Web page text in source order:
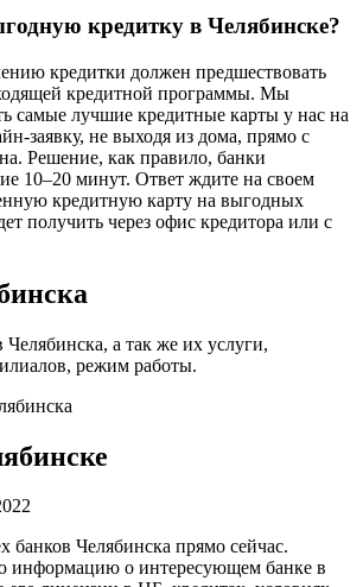
кредитку в Челябинске?
кредитки должен предшествовать
кредитной программы. Мы
самые лучшие кредитные карты у нас на
заявку, не выходя из дома, прямо с
Решение, как правило, банки
10–20 минут. Ответ ждите на своем
кредитную карту на выгодных
получить через офис кредитора или с
а так же их услуги,
режим работы.
банков Челябинска прямо сейчас.
информацию о интересующем банке в